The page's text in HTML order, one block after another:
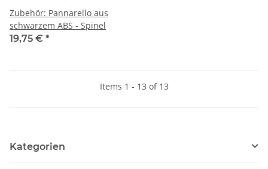
Zubehör: Pannarello aus
schwarzem ABS - Spinel
19,75 € *
Items 1 - 13 of 13
Kategorien